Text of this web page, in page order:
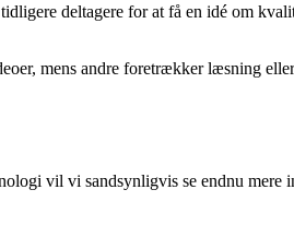
deltagere for at få en idé om
mens andre foretrækker læsning
vil vi sandsynligvis se endnu